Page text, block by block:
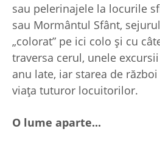
sau pelerinajele la locurile
sau Mormântul Sfânt,
„colorat” pe ici colo şi cu
traversa cerul, unele
anu late, iar starea de
viaţa tuturor locuitorilor.
O lume aparte...